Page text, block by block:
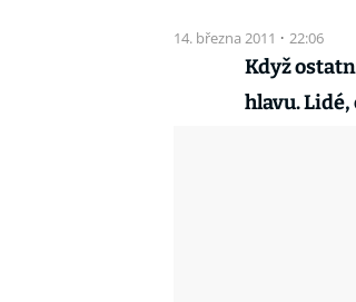
14. března 2011 · 22:06
Když
hlavu.